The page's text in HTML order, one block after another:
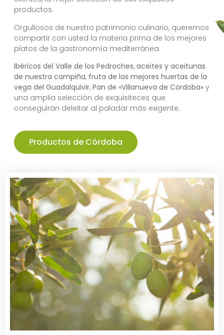
productos.
Orgullosos de nuestro patrimonio culinario, queremos
compartir con usted la materia prima de los mejores
platos de la gastronomía mediterránea.
Ibéricos del Valle de los Pedroches, aceites y aceitunas
de nuestra campiña, fruta de las mejores huertas de la
vega del Guadalquivir, Pan de «Villanueva de Córdoba» y
una amplia selección de exquisiteces que
conseguirán deleitar al paladar más exigente.
Productos de Córdoba